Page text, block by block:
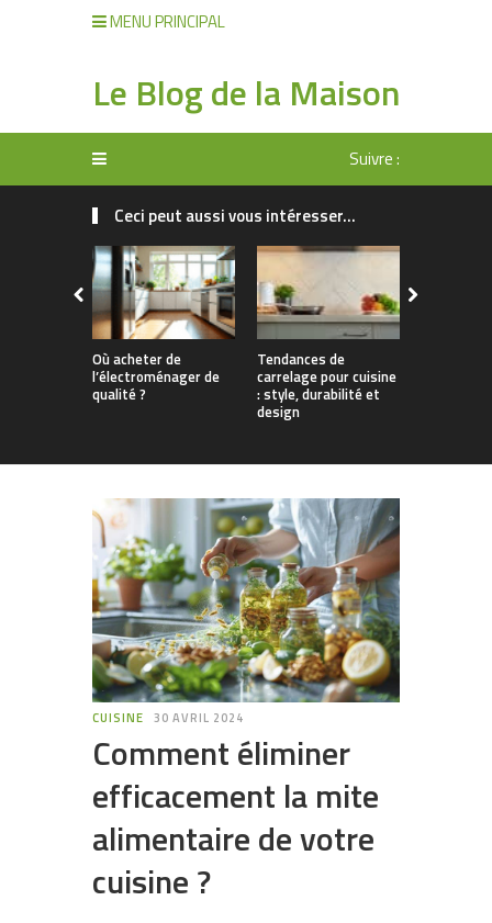
MENU PRINCIPAL
Le Blog de la Maison
Suivre :
Ceci peut aussi vous intéresser...
Où acheter de
l’électroménager de
qualité ?
Tendances de
carrelage pour cuisine
: style, durabilité et
design
CUISINE 30 AVRIL 2024
Comment éliminer
efficacement la mite
alimentaire de votre
cuisine ?